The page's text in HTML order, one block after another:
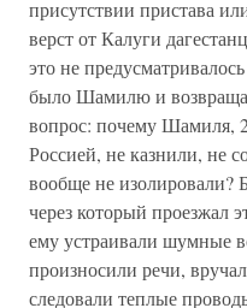
присутствии пристава
верст от Калуги
это не
было Шамилю и
вопрос: почему Шамиля,
Россией, не казнили, не
вообще не изолировали?
через который проезжал
ему устраивали шумные
произносили речи,
следовали теплые